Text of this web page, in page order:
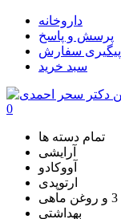
داروخانه
پرسش و پاسخ
پیگیری سفارش
سبد خرید
0
تمام دسته ها
آرایشی
آووکادو
ارتوپدی
بهداشتی